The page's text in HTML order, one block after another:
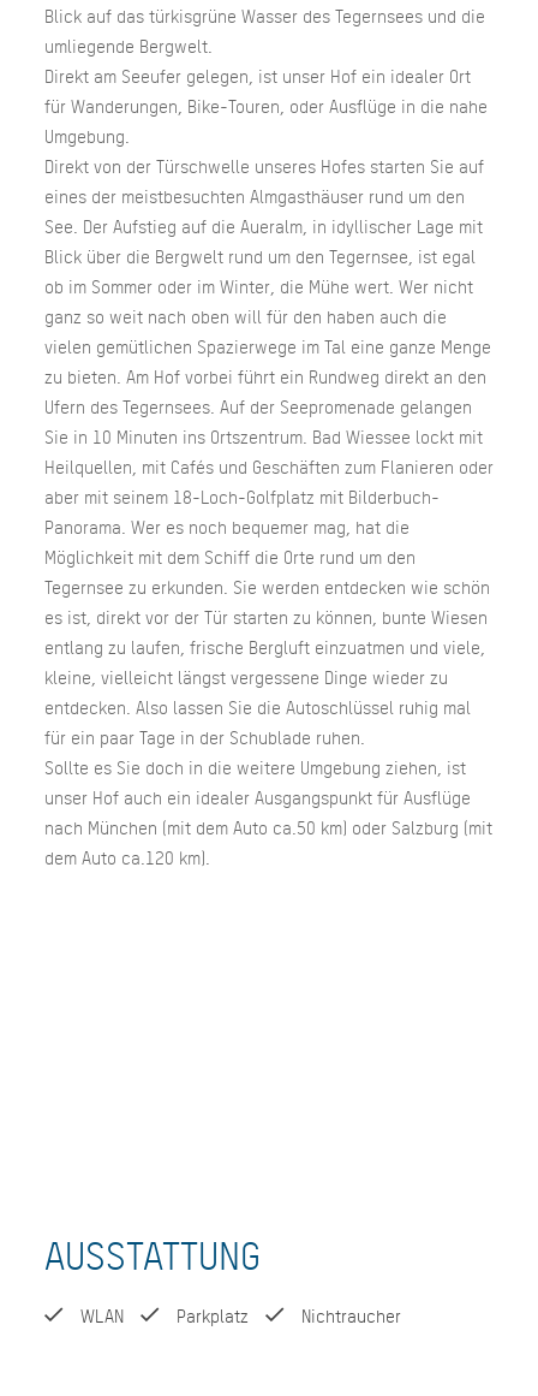
Blick auf das türkisgrüne Wasser des Tegernsees und die
umliegende Bergwelt.
Direkt am Seeufer gelegen, ist unser Hof ein idealer Ort
für Wanderungen, Bike-Touren, oder Ausflüge in die nahe
Umgebung.
Direkt von der Türschwelle unseres Hofes starten Sie auf
eines der meistbesuchten Almgasthäuser rund um den
See. Der Aufstieg auf die Aueralm, in idyllischer Lage mit
Blick über die Bergwelt rund um den Tegernsee, ist egal
ob im Sommer oder im Winter, die Mühe wert. Wer nicht
ganz so weit nach oben will für den haben auch die
vielen gemütlichen Spazierwege im Tal eine ganze Menge
zu bieten. Am Hof vorbei führt ein Rundweg direkt an den
Ufern des Tegernsees. Auf der Seepromenade gelangen
Sie in 10 Minuten ins Ortszentrum. Bad Wiessee lockt mit
Heilquellen, mit Cafés und Geschäften zum Flanieren oder
aber mit seinem 18-Loch-Golfplatz mit Bilderbuch-
Panorama. Wer es noch bequemer mag, hat die
Möglichkeit mit dem Schiff die Orte rund um den
Tegernsee zu erkunden. Sie werden entdecken wie schön
es ist, direkt vor der Tür starten zu können, bunte Wiesen
entlang zu laufen, frische Bergluft einzuatmen und viele,
kleine, vielleicht längst vergessene Dinge wieder zu
entdecken. Also lassen Sie die Autoschlüssel ruhig mal
für ein paar Tage in der Schublade ruhen.
Sollte es Sie doch in die weitere Umgebung ziehen, ist
unser Hof auch ein idealer Ausgangspunkt für Ausflüge
nach München (mit dem Auto ca.50 km) oder Salzburg (mit
dem Auto ca.120 km).
AUSSTATTUNG
WLAN Parkplatz Nichtraucher